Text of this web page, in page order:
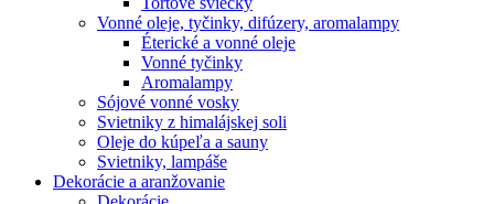
Vonné oleje, tyčinky, difúzery, aromalampy
Éterické a vonné oleje
Vonné tyčinky
Aromalampy
Sójové vonné vosky
Svietniky z himalájskej soli
Oleje do kúpeľa a sauny
Svietniky, lampáše
Dekorácie a aranžovanie